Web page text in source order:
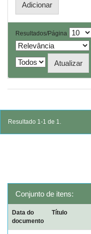
Resultados/Página
Resultado 1-1 de 1.
Conjunto de itens:
Data do
documento
Título